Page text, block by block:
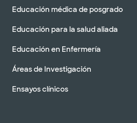
Educación médica de posgrado
Educación para la salud aliada
Educación en Enfermería
Áreas de Investigación
Ensayos clínicos